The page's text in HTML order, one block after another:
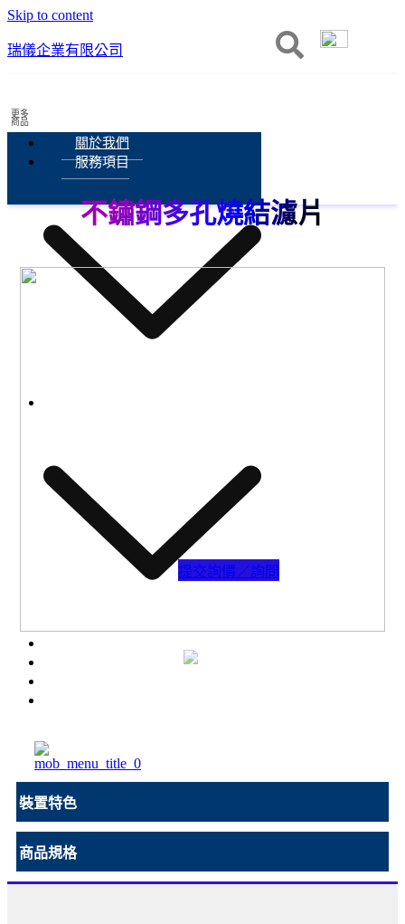
Skip to content
瑞儀企業有限公司
關於我們
服務項目
高分子膜過濾(PMF)
設備實績
提交詢價／詢問
更多
商品
不鏽鋼多孔燒結濾片
裝置特色
商品規格